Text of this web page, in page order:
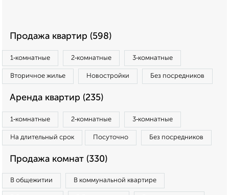
Продажа квартир (598)
1‑комнатные 2‑комнатные 3‑комнатные
Вторичное жилье Новостройки Без посредников
Аренда квартир (235)
1‑комнатные 2‑комнатные 3‑комнатные
На длительный срок Посуточно Без посредников
Продажа комнат (330)
В общежитии В коммунальной квартире